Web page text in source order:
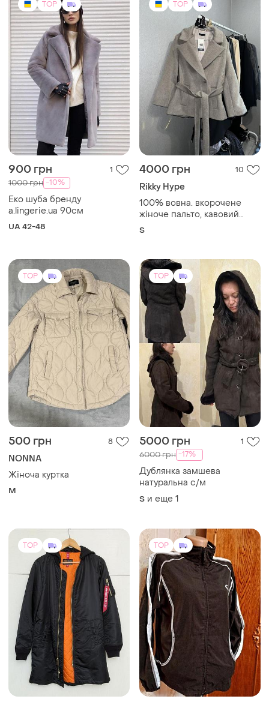
TOP
900 грн 1
1000 грн -10%
Еко шуба бренду
a.lingerie.ua 90см
UA 42-48
TOP
4000 грн 10
Rikky Hype
100% вовна. вкорочене
жіноче пальто, кавовий
колір (мокко), rikky hype, не
S
TOP
500 грн 8
NONNA
Жіноча куртка
M
TOP
5000 грн 1
6000 грн -17%
Дублянка замшева
натуральна с/м
S и еще 1
TOP TOP